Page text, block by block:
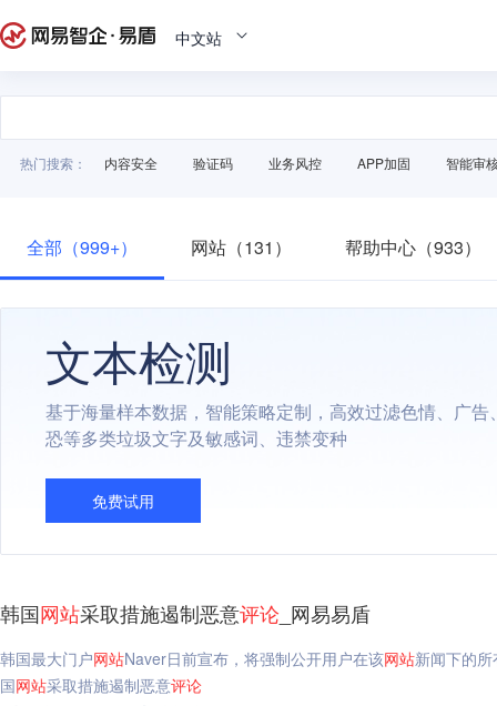
中文站
热门搜索： 内容安全 验证码 业务风控 APP加固 智能审
全部（999+） 网站（131） 帮助中心（933）
文本检测
基于海量样本数据，智能策略定制，高效过滤色情、广告
恐等多类垃圾文字及敏感词、违禁变种
免费试用
韩国网站采取措施遏制恶意评论 _网易易盾
韩国最大门户网站Naver日前宣布，将强制公开用户在该网站新闻下的所
国网站采取措施遏制恶意评论